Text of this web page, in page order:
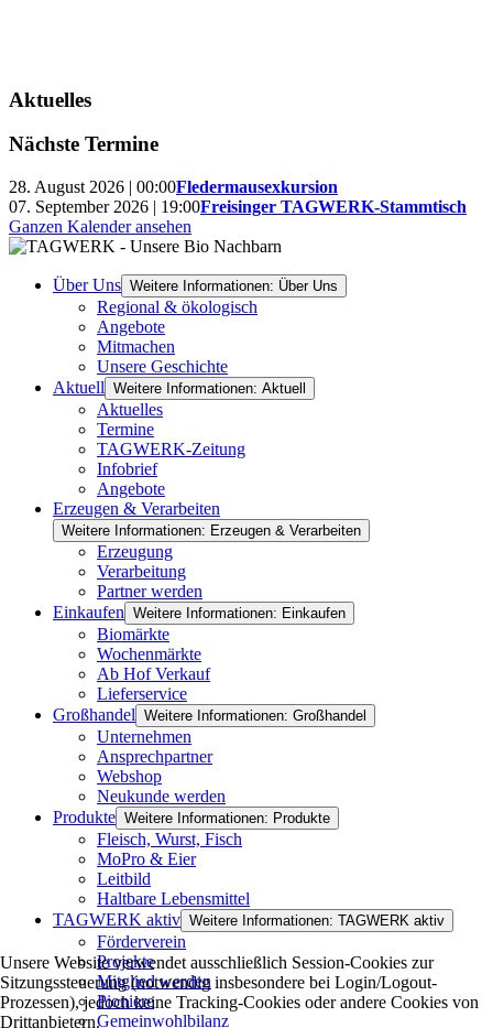
Aktuelles
Nächste Termine
28. August 2026 | 00:00Fledermausexkursion
07. September 2026 | 19:00Freisinger TAGWERK-Stammtisch
Ganzen Kalender ansehen
Über Uns Weitere Informationen: Über Uns
Regional & ökologisch
Angebote
Mitmachen
Unsere Geschichte
Aktuell Weitere Informationen: Aktuell
Aktuelles
Termine
TAGWERK-Zeitung
Infobrief
Angebote
Erzeugen & Verarbeiten
Weitere Informationen: Erzeugen & Verarbeiten
Erzeugung
Verarbeitung
Partner werden
Einkaufen Weitere Informationen: Einkaufen
Biomärkte
Wochenmärkte
Ab Hof Verkauf
Lieferservice
Großhandel Weitere Informationen: Großhandel
Unternehmen
Ansprechpartner
Webshop
Neukunde werden
Produkte Weitere Informationen: Produkte
Fleisch, Wurst, Fisch
MoPro & Eier
Leitbild
Haltbare Lebensmittel
TAGWERK aktiv Weitere Informationen: TAGWERK aktiv
Förderverein
Projekte
Mitglied werden
Pioniere
Gemeinwohlbilanz
Unsere Website verwendet ausschließlich Session-Cookies zur
Sitzungssteuerung (notwendig insbesondere bei Login/Logout-
Prozessen), jedoch keine Tracking-Cookies oder andere Cookies von
Drittanbietern.